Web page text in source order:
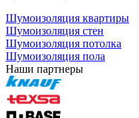
Шумоизоляция квартиры
Шумоизоляция стен
Шумоизоляция потолка
Шумоизоляция пола
Наши партнеры